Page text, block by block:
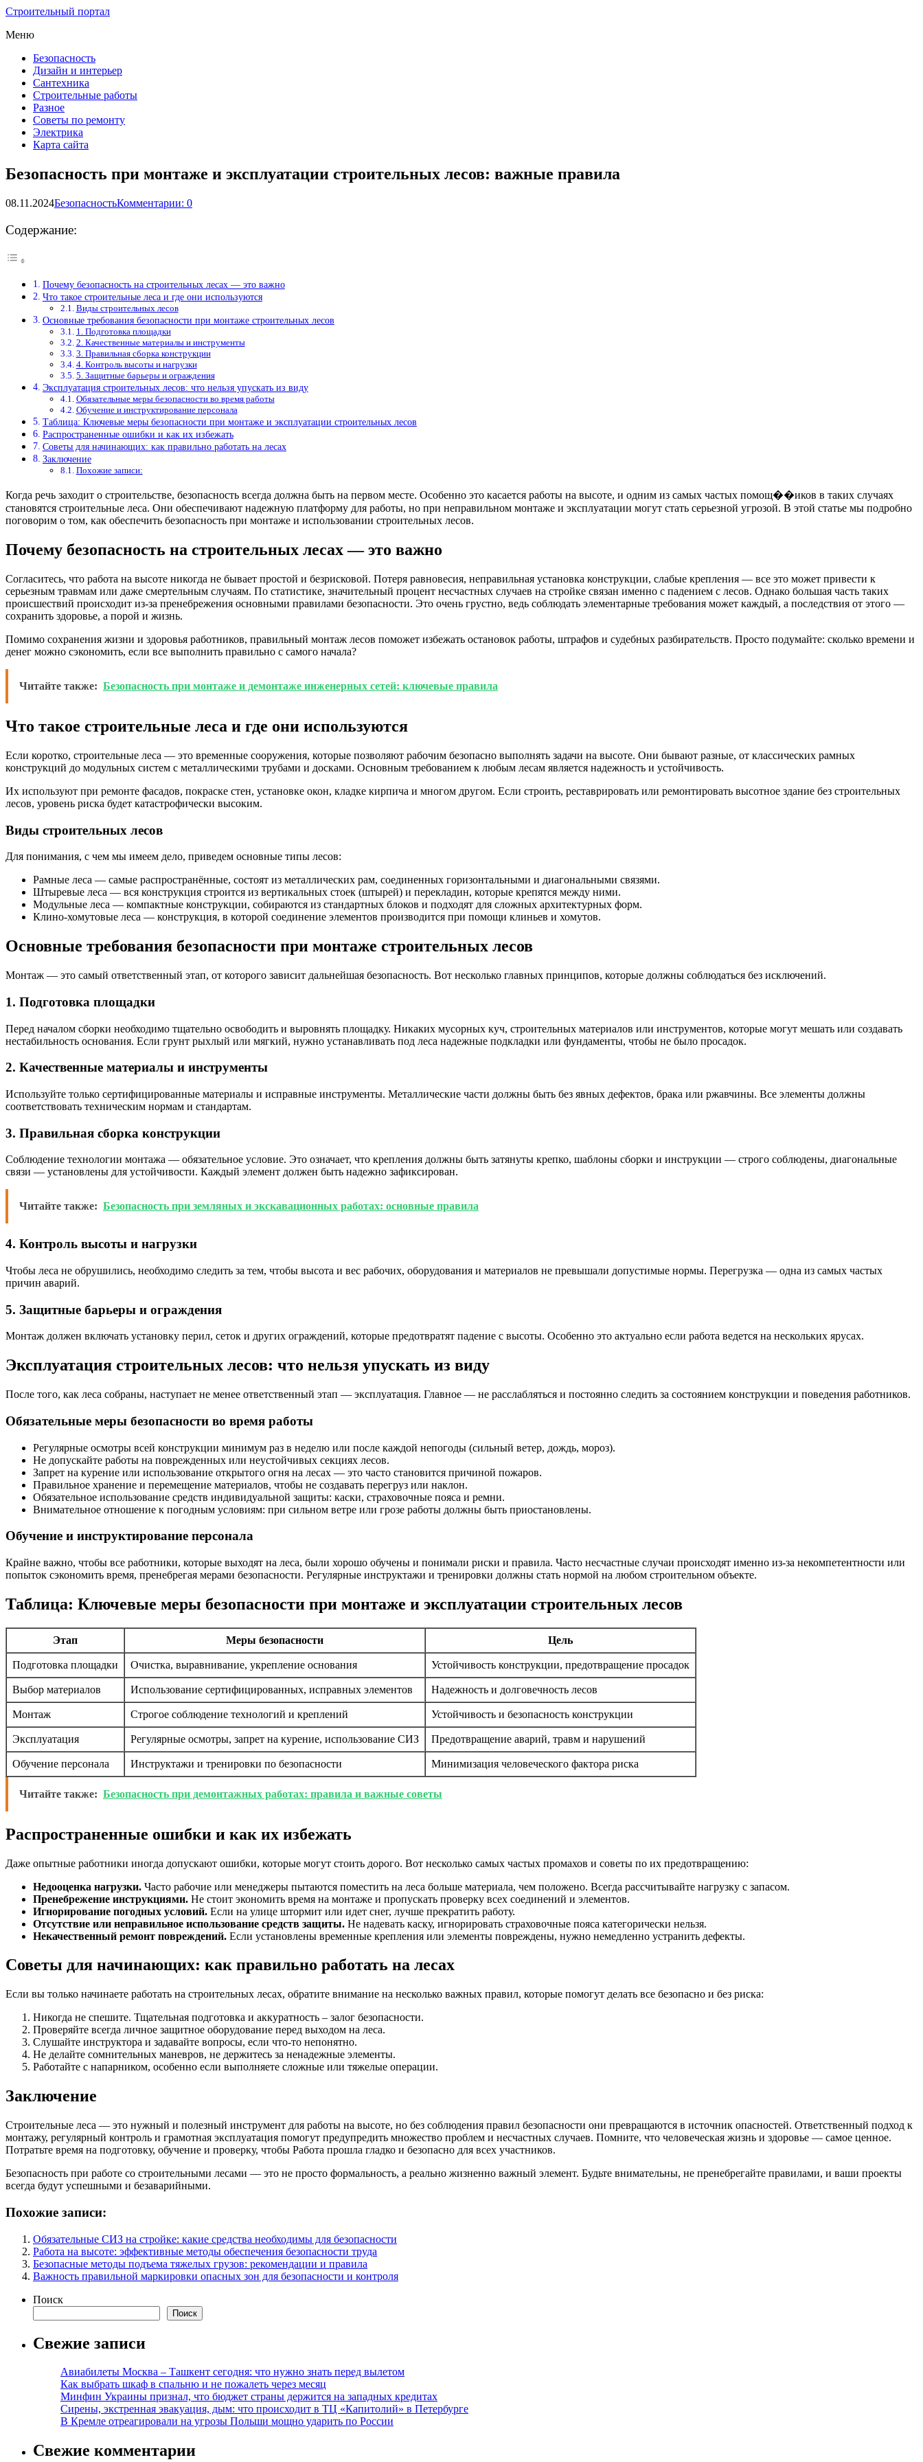
Строительный портал
Меню
Безопасность
Дизайн и интерьер
Сантехника
Строительные работы
Разное
Советы по ремонту
Электрика
Карта сайта
Безопасность при монтаже и эксплуатации строительных лесов: важные правила
08.11.2024БезопасностьКомментарии: 0
Содержание:
Почему безопасность на строительных лесах — это важно
Что такое строительные леса и где они используются
Виды строительных лесов
Основные требования безопасности при монтаже строительных лесов
1. Подготовка площадки
2. Качественные материалы и инструменты
3. Правильная сборка конструкции
4. Контроль высоты и нагрузки
5. Защитные барьеры и ограждения
Эксплуатация строительных лесов: что нельзя упускать из виду
Обязательные меры безопасности во время работы
Обучение и инструктирование персонала
Таблица: Ключевые меры безопасности при монтаже и эксплуатации строительных лесов
Распространенные ошибки и как их избежать
Советы для начинающих: как правильно работать на лесах
Заключение
Похожие записи:
Когда речь заходит о строительстве, безопасность всегда должна быть на первом месте. Особенно это касается работы на высоте, и одним из самых частых помощ��иков в таких случаях
становятся строительные леса. Они обеспечивают надежную платформу для работы, но при неправильном монтаже и эксплуатации могут стать серьезной угрозой. В этой статье мы подробно
поговорим о том, как обеспечить безопасность при монтаже и использовании строительных лесов.
Почему безопасность на строительных лесах — это важно
Согласитесь, что работа на высоте никогда не бывает простой и безрисковой. Потеря равновесия, неправильная установка конструкции, слабые крепления — все это может привести к
серьезным травмам или даже смертельным случаям. По статистике, значительный процент несчастных случаев на стройке связан именно с падением с лесов. Однако большая часть таких
происшествий происходит из-за пренебрежения основными правилами безопасности. Это очень грустно, ведь соблюдать элементарные требования может каждый, а последствия от этого —
сохранить здоровье, а порой и жизнь.
Помимо сохранения жизни и здоровья работников, правильный монтаж лесов поможет избежать остановок работы, штрафов и судебных разбирательств. Просто подумайте: сколько времени и
денег можно сэкономить, если все выполнить правильно с самого начала?
Читайте также: Безопасность при монтаже и демонтаже инженерных сетей: ключевые правила
Что такое строительные леса и где они используются
Если коротко, строительные леса — это временные сооружения, которые позволяют рабочим безопасно выполнять задачи на высоте. Они бывают разные, от классических рамных
конструкций до модульных систем с металлическими трубами и досками. Основным требованием к любым лесам является надежность и устойчивость.
Их используют при ремонте фасадов, покраске стен, установке окон, кладке кирпича и многом другом. Если строить, реставрировать или ремонтировать высотное здание без строительных
лесов, уровень риска будет катастрофически высоким.
Виды строительных лесов
Для понимания, с чем мы имеем дело, приведем основные типы лесов:
Рамные леса — самые распространённые, состоят из металлических рам, соединенных горизонтальными и диагональными связями.
Штыревые леса — вся конструкция строится из вертикальных стоек (штырей) и перекладин, которые крепятся между ними.
Модульные леса — компактные конструкции, собираются из стандартных блоков и подходят для сложных архитектурных форм.
Клино-хомутовые леса — конструкция, в которой соединение элементов производится при помощи клиньев и хомутов.
Основные требования безопасности при монтаже строительных лесов
Монтаж — это самый ответственный этап, от которого зависит дальнейшая безопасность. Вот несколько главных принципов, которые должны соблюдаться без исключений.
1. Подготовка площадки
Перед началом сборки необходимо тщательно освободить и выровнять площадку. Никаких мусорных куч, строительных материалов или инструментов, которые могут мешать или создавать
нестабильность основания. Если грунт рыхлый или мягкий, нужно устанавливать под леса надежные подкладки или фундаменты, чтобы не было просадок.
2. Качественные материалы и инструменты
Используйте только сертифицированные материалы и исправные инструменты. Металлические части должны быть без явных дефектов, брака или ржавчины. Все элементы должны
соответствовать техническим нормам и стандартам.
3. Правильная сборка конструкции
Соблюдение технологии монтажа — обязательное условие. Это означает, что крепления должны быть затянуты крепко, шаблоны сборки и инструкции — строго соблюдены, диагональные
связи — установлены для устойчивости. Каждый элемент должен быть надежно зафиксирован.
Читайте также: Безопасность при земляных и экскавационных работах: основные правила
4. Контроль высоты и нагрузки
Чтобы леса не обрушились, необходимо следить за тем, чтобы высота и вес рабочих, оборудования и материалов не превышали допустимые нормы. Перегрузка — одна из самых частых
причин аварий.
5. Защитные барьеры и ограждения
Монтаж должен включать установку перил, сеток и других ограждений, которые предотвратят падение с высоты. Особенно это актуально если работа ведется на нескольких ярусах.
Эксплуатация строительных лесов: что нельзя упускать из виду
После того, как леса собраны, наступает не менее ответственный этап — эксплуатация. Главное — не расслабляться и постоянно следить за состоянием конструкции и поведения работников.
Обязательные меры безопасности во время работы
Регулярные осмотры всей конструкции минимум раз в неделю или после каждой непогоды (сильный ветер, дождь, мороз).
Не допускайте работы на поврежденных или неустойчивых секциях лесов.
Запрет на курение или использование открытого огня на лесах — это часто становится причиной пожаров.
Правильное хранение и перемещение материалов, чтобы не создавать перегруз или наклон.
Обязательное использование средств индивидуальной защиты: каски, страховочные пояса и ремни.
Внимательное отношение к погодным условиям: при сильном ветре или грозе работы должны быть приостановлены.
Обучение и инструктирование персонала
Крайне важно, чтобы все работники, которые выходят на леса, были хорошо обучены и понимали риски и правила. Часто несчастные случаи происходят именно из-за некомпетентности или
попыток сэкономить время, пренебрегая мерами безопасности. Регулярные инструктажи и тренировки должны стать нормой на любом строительном объекте.
Таблица: Ключевые меры безопасности при монтаже и эксплуатации строительных лесов
Этап Меры безопасности Цель
Подготовка площадки Очистка, выравнивание, укрепление основания Устойчивость конструкции, предотвращение просадок
Выбор материалов Использование сертифицированных, исправных элементов Надежность и долговечность лесов
Монтаж Строгое соблюдение технологий и креплений Устойчивость и безопасность конструкции
Эксплуатация Регулярные осмотры, запрет на курение, использование СИЗ Предотвращение аварий, травм и нарушений
Обучение персонала Инструктажи и тренировки по безопасности Минимизация человеческого фактора риска
Читайте также: Безопасность при демонтажных работах: правила и важные советы
Распространенные ошибки и как их избежать
Даже опытные работники иногда допускают ошибки, которые могут стоить дорого. Вот несколько самых частых промахов и советы по их предотвращению:
Недооценка нагрузки. Часто рабочие или менеджеры пытаются поместить на леса больше материала, чем положено. Всегда рассчитывайте нагрузку с запасом.
Пренебрежение инструкциями. Не стоит экономить время на монтаже и пропускать проверку всех соединений и элементов.
Игнорирование погодных условий. Если на улице штормит или идет снег, лучше прекратить работу.
Отсутствие или неправильное использование средств защиты. Не надевать каску, игнорировать страховочные пояса категорически нельзя.
Некачественный ремонт повреждений. Если установлены временные крепления или элементы повреждены, нужно немедленно устранить дефекты.
Советы для начинающих: как правильно работать на лесах
Если вы только начинаете работать на строительных лесах, обратите внимание на несколько важных правил, которые помогут делать все безопасно и без риска:
Никогда не спешите. Тщательная подготовка и аккуратность – залог безопасности.
Проверяйте всегда личное защитное оборудование перед выходом на леса.
Слушайте инструктора и задавайте вопросы, если что-то непонятно.
Не делайте сомнительных маневров, не держитесь за ненадежные элементы.
Работайте с напарником, особенно если выполняете сложные или тяжелые операции.
Заключение
Строительные леса — это нужный и полезный инструмент для работы на высоте, но без соблюдения правил безопасности они превращаются в источник опасностей. Ответственный подход к
монтажу, регулярный контроль и грамотная эксплуатация помогут предупредить множество проблем и несчастных случаев. Помните, что человеческая жизнь и здоровье — самое ценное.
Потратьте время на подготовку, обучение и проверку, чтобы Работа прошла гладко и безопасно для всех участников.
Безопасность при работе со строительными лесами — это не просто формальность, а реально жизненно важный элемент. Будьте внимательны, не пренебрегайте правилами, и ваши проекты
всегда будут успешными и безаварийными.
Похожие записи:
Обязательные СИЗ на стройке: какие средства необходимы для безопасности
Работа на высоте: эффективные методы обеспечения безопасности труда
Безопасные методы подъема тяжелых грузов: рекомендации и правила
Важность правильной маркировки опасных зон для безопасности и контроля
Поиск
Поиск
Свежие записи
Авиабилеты Москва – Ташкент сегодня: что нужно знать перед вылетом
Как выбрать шкаф в спальню и не пожалеть через месяц
Минфин Украины признал, что бюджет страны держится на западных кредитах
Сирены, экстренная эвакуация, дым: что происходит в ТЦ «Капитолий» в Петербурге
В Кремле отреагировали на угрозы Польши мощно ударить по России
Свежие комментарии